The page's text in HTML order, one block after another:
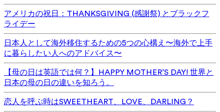
アメリカの祝日：THANKSGIVING (感謝祭) とブラックフ
ライデー
日本人として海外移住するための5つの心構え〜海外で上手
に暮らしたい人へのアドバイス〜
【母の日は英語では何？】HAPPY MOTHER’S DAY! 世界と
日本の母の日の違いを知ろう。
恋人を呼ぶ時はSWEETHEART、LOVE、DARLING？